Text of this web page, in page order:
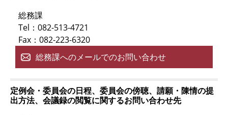
総務課
Tel：082-513-4721
Fax：082-223-6320
総務課へのメールでのお問い合わせ
定例会・委員会の日程、委員会の傍聴、請願・陳情の提
出方法、会議録の閲覧に関するお問い合わせ先